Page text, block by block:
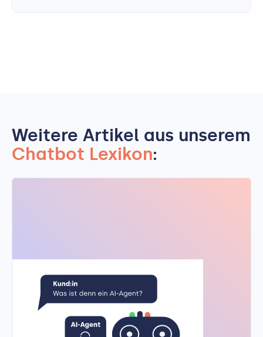
Weitere Artikel aus unserem
Chatbot Lexikon: